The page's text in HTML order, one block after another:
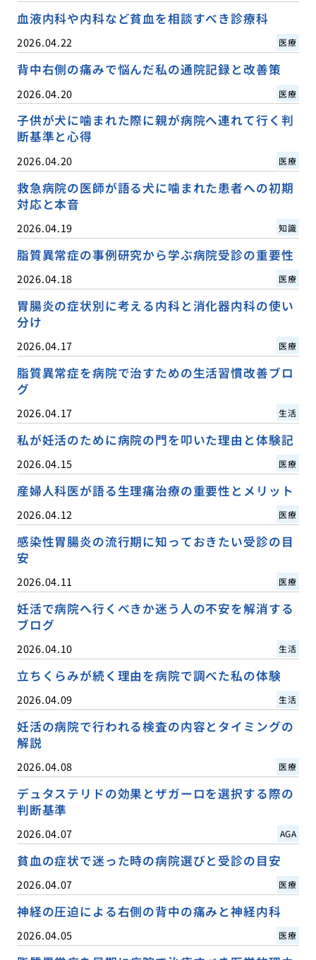
血液内科や内科など貧血を相談すべき診療科
2026.04.22 医療
背中右側の痛みで悩んだ私の通院記録と改善策
2026.04.20 医療
子供が犬に噛まれた際に親が病院へ連れて行く判
断基準と心得
2026.04.20 医療
救急病院の医師が語る犬に噛まれた患者への初期
対応と本音
2026.04.19 知識
脂質異常症の事例研究から学ぶ病院受診の重要性
2026.04.18 医療
胃腸炎の症状別に考える内科と消化器内科の使い
分け
2026.04.17 医療
脂質異常症を病院で治すための生活習慣改善ブロ
グ
2026.04.17 生活
私が妊活のために病院の門を叩いた理由と体験記
2026.04.15 医療
産婦人科医が語る生理痛治療の重要性とメリット
2026.04.12 医療
感染性胃腸炎の流行期に知っておきたい受診の目
安
2026.04.11 医療
妊活で病院へ行くべきか迷う人の不安を解消する
ブログ
2026.04.10 生活
立ちくらみが続く理由を病院で調べた私の体験
2026.04.09 生活
妊活の病院で行われる検査の内容とタイミングの
解説
2026.04.08 医療
デュタステリドの効果とザガーロを選択する際の
判断基準
2026.04.07 AGA
貧血の症状で迷った時の病院選びと受診の目安
2026.04.07 医療
神経の圧迫による右側の背中の痛みと神経内科
2026.04.05 医療